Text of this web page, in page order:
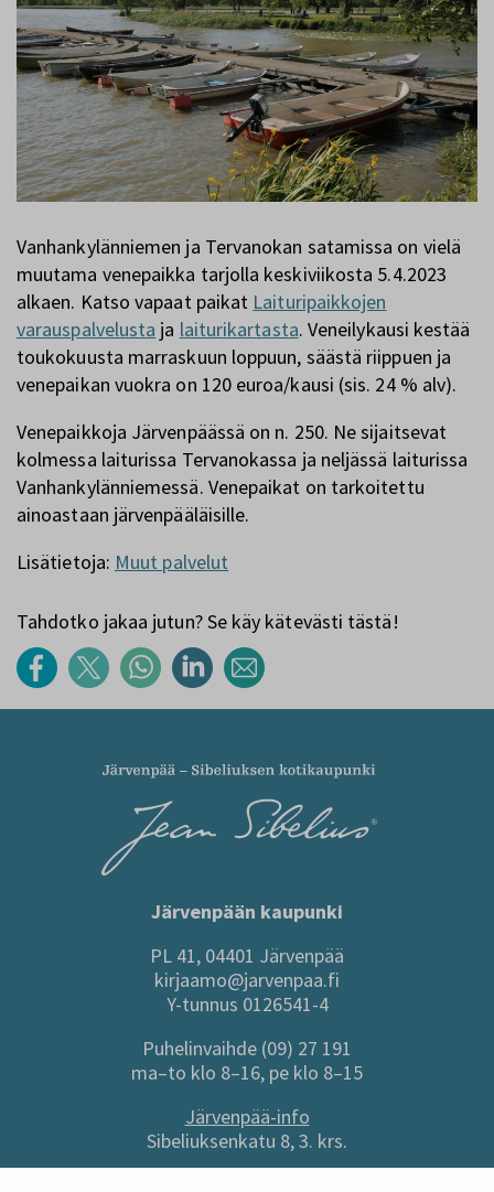
Vanhankylänniemen ja Tervanokan satamissa on vielä
muutama venepaikka tarjolla keskiviikosta 5.4.2023
alkaen. Katso vapaat paikat Laituripaikkojen
varauspalvelusta ja laiturikartasta. Veneilykausi kestää
toukokuusta marraskuun loppuun, säästä riippuen ja
venepaikan vuokra on 120 euroa/kausi (sis. 24 % alv).
Venepaikkoja Järvenpäässä on n. 250. Ne sijaitsevat
kolmessa laiturissa Tervanokassa ja neljässä laiturissa
Vanhankylänniemessä. Venepaikat on tarkoitettu
ainoastaan järvenpääläisille.
Lisätietoja: Muut palvelut
Tahdotko jakaa jutun? Se käy kätevästi tästä!
Järvenpään kaupunki
PL 41, 04401 Järvenpää
kirjaamo@jarvenpaa.fi
Y-tunnus 0126541-4
Puhelinvaihde (09) 27 191
ma–to klo 8–16, pe klo 8–15
Järvenpää-info
Sibeliuksenkatu 8, 3. krs.